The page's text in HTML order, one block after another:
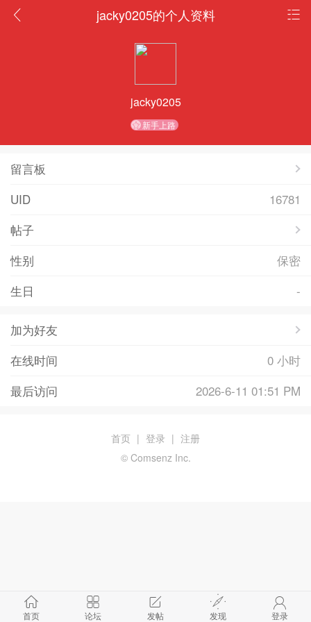
jacky0205的个人资料
jacky0205
新手上路
留言板
UID
16781
帖子
性别
保密
生日
-
加为好友
在线时间
0 小时
最后访问
2026-6-11 01:51 PM
首页 论坛 发帖 发现 登录
首页 | 登录 | 注册
© Comsenz Inc.